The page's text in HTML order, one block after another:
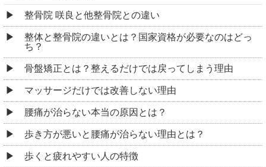
整骨院 咲良と他整骨院との違い
整体と整骨院の違いとは？国家資格が必要なのはどっ
ち？
骨盤矯正とは？整えるだけでは戻ってしまう理由
マッサージだけでは改善しない理由
腰痛が治らない本当の原因とは？
歩き方が悪いと腰痛が治らない理由とは？
歩くと疲れやすい人の特徴